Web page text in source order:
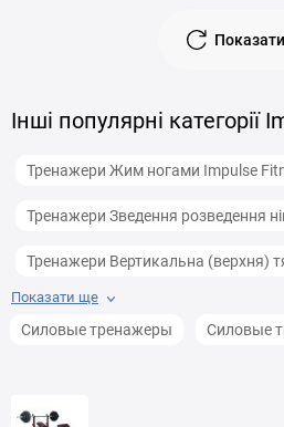
Інші популярні категорії
Тренажери Жим ногами Impulse
Тренажери Зведення розведення
Тренажери Вертикальна (верхня)
Тренажери Жим від грудей сидячи
Показати ще
Силовые тренажеры Силовые